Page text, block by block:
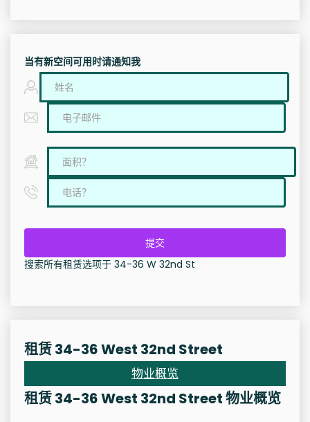
当有新空间可用时请通知我
提交
搜索所有租赁选项于 34-36 W 32nd St
租赁 34-36 West 32nd Street
物业概览
租赁 34-36 West 32nd Street 物业概览